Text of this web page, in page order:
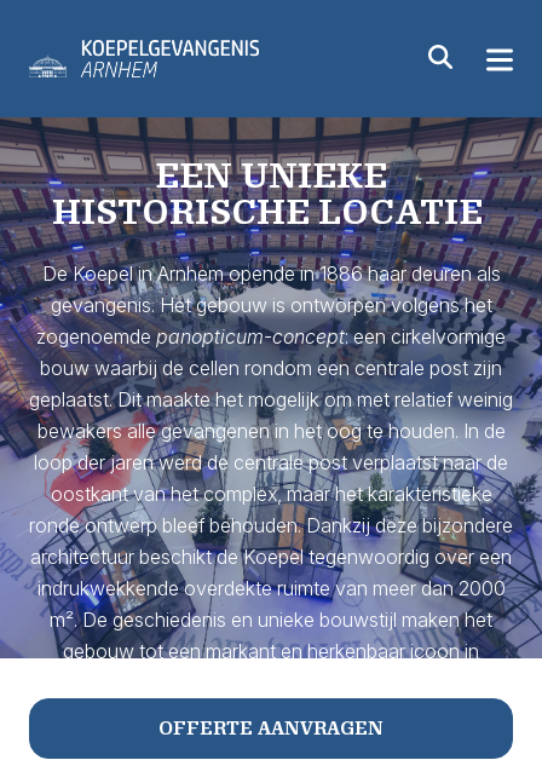
EEN UNIEKE
HISTORISCHE LOCATIE
De Koepel in Arnhem opende in 1886 haar deuren als
gevangenis. Het gebouw is ontworpen volgens het
zogenoemdepanopticum-concept: een cirkelvormige
bouw waarbij de cellen rondom een centrale post zijn
geplaatst. Dit maakte het mogelijk om met relatief weinig
bewakers alle gevangenen in het oog te houden. In de
loop der jaren werd de centrale post verplaatst naar de
oostkant van het complex, maar het karakteristieke
ronde ontwerp bleef behouden. Dankzij deze bijzondere
architectuur beschikt de Koepel tegenwoordig over een
indrukwekkende overdekte ruimte van meer dan 2000
m². De geschiedenis en unieke bouwstijl maken het
gebouw tot een markant en herkenbaar icoon in
OFFERTE AANVRAGEN